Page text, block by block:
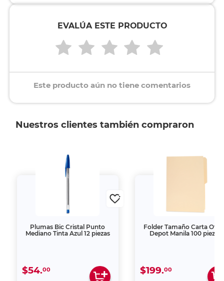
EVALÚA ESTE PRODUCTO
Este producto aún no tiene comentarios
Nuestros clientes también compraron
Plumas Bic Cristal Punto
Mediano Tinta Azul 12 piezas
$54.00
Folder Tamaño Carta
Depot Manila 100 piezas
$199.00